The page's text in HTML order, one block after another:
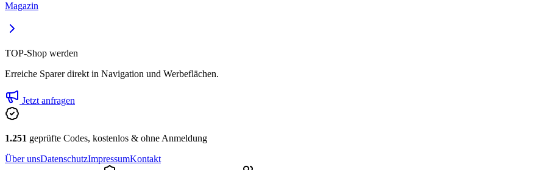
Magazin
TOP-Shop werden
Erreiche Sparer direkt in Navigation und Werbeflächen.
Jetzt anfragen
1.251 geprüfte Codes, kostenlos & ohne Anmeldung
Über unsDatenschutzImpressumKontakt